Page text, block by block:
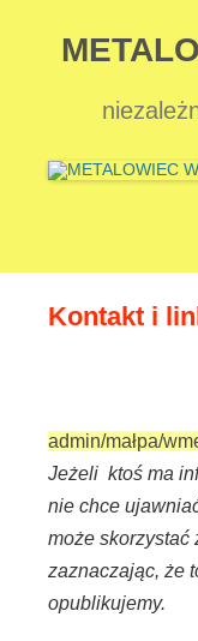
Kontakt i
admin/małpa/
Jeżeli ktoś ma
nie chce
może skorzystać
zaznaczając, że
opublikujemy.